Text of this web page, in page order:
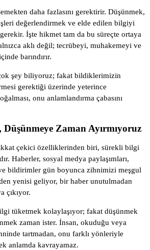
daha fazlasını gerektirir. Düşünmek,
değerlendirmek ve elde edilen bilgiyi
İşte hikmet tam da bu süreçte ortaya
aklı değil; tecrübeyi, muhakemeyi ve
barındırır.
şey biliyoruz; fakat bildiklerimizin
gerektiği üzerinde yeterince
onu anlamlandırma çabasını
Zaman Ayırmıyoruz
çekici özelliklerinden biri, sürekli bilgi
Haberler, sosyal medya paylaşımları,
bildirimler gün boyunca zihnimizi meşgul
yenisi geliyor, bir haber unutulmadan
çıkıyor.
tüketmek kolaylaşıyor; fakat düşünmek
zaman ister. İnsan, okuduğu veya
tartmadan, onu farklı yönleriyle
anlamda kavrayamaz.